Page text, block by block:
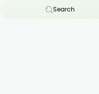
Search